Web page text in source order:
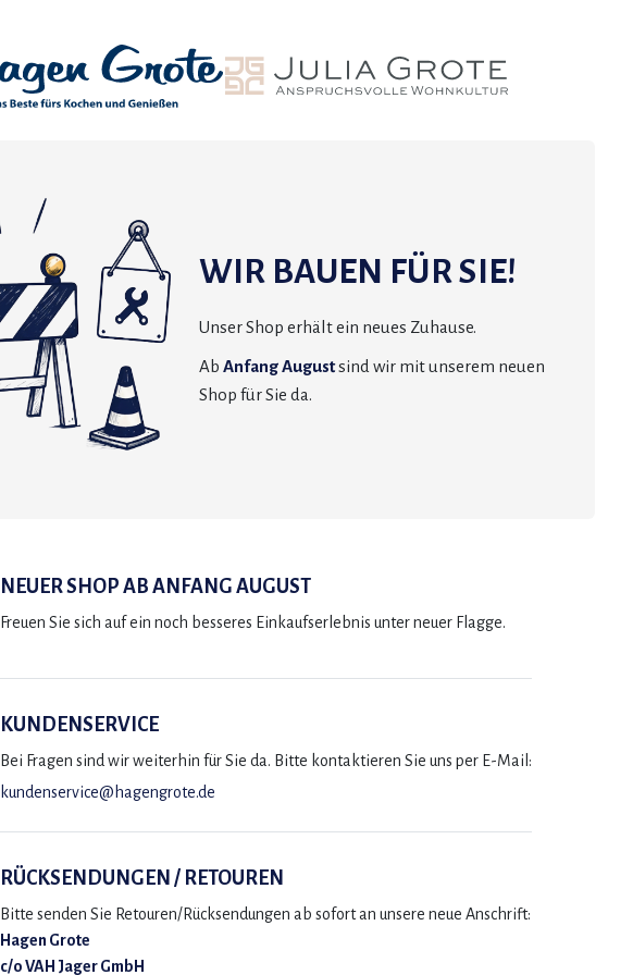
WIR BAUEN FÜR SIE!
Unser Shop erhält ein neues Zuhause.
Ab Anfang Augustsind wir mit unserem neuen
Shop für Sie da.
NEUER SHOP AB ANFANG AUGUST
Freuen Sie sich auf ein noch besseres Einkaufserlebnis unter neuer Flagge.
KUNDENSERVICE
Bei Fragen sind wir weiterhin für Sie da. Bitte kontaktieren Sie uns per E-Mail:
kundenservice@hagengrote.de
RÜCKSENDUNGEN / RETOUREN
Bitte senden Sie Retouren/Rücksendungen ab sofort an unsere neue Anschrift:
Hagen Grote
c/o VAH Jager GmbH